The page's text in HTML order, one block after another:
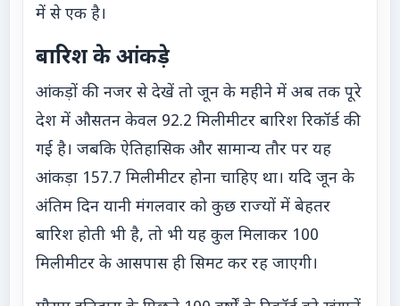
में से एक है।
बारिश के आंकड़े
आंकड़ों की नजर से देखें तो जून के महीने में अब तक पूरे
देश में औसतन केवल 92.2 मिलीमीटर बारिश रिकॉर्ड की
गई है। जबकि ऐतिहासिक और सामान्य तौर पर यह
आंकड़ा 157.7 मिलीमीटर होना चाहिए था। यदि जून के
अंतिम दिन यानी मंगलवार को कुछ राज्यों में बेहतर
बारिश होती भी है, तो भी यह कुल मिलाकर 100
मिलीमीटर के आसपास ही सिमट कर रह जाएगी।